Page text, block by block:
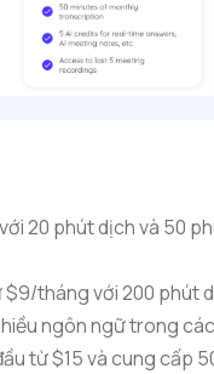
20 phút dịch và 50
tháng với 200 phút
ngôn ngữ trong
từ $15 và cung cấp